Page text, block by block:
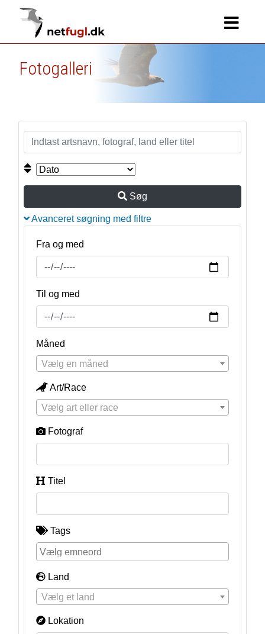
Fotogalleri
Søg
Avanceret søgning med filtre
Fra og med
Til og med
Måned
Vælg en måned
Art/Race
Vælg art eller race
Fotograf
Titel
Tags
Land
Vælg et land
Lokation